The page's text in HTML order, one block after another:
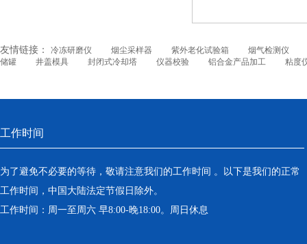
友情链接： 冷冻研磨仪 烟尘采样器 紫外老化试验箱
烟气检测仪
储罐
井盖模具 封闭式冷却塔 仪器校验 铝合金产品加工 粘度
工作时间
为了避免不必要的等待，敬请注意我们的工作时间 。以下是我们的正常
工作时间，中国大陆法定节假日除外。
工作时间：周一至周六 早8:00-晚18:00。周日休息